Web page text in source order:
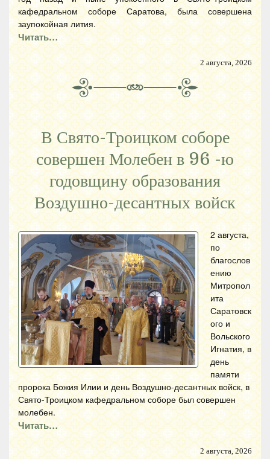
кафедральном соборе Саратова, была совершена
заупокойная лития.
Читать…
2 августа, 2026
В Свято-Троицком соборе
совершен Молебен в 96 -ю
годовщину образования
Воздушно-десантных войск
2 августа,
по
благослов
ению
Митропол
ита
Саратовск
ого и
Вольского
Игнатия, в
день
памяти
пророка Божия Илии и день Воздушно-десантных войск, в
Свято-Троицком кафедральном соборе был совершен
молебен.
Читать…
2 августа, 2026